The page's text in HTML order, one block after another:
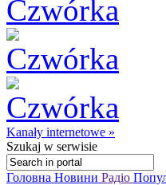
Kanały internetowe »
Szukaj w serwisie
Головна Новини Радіо